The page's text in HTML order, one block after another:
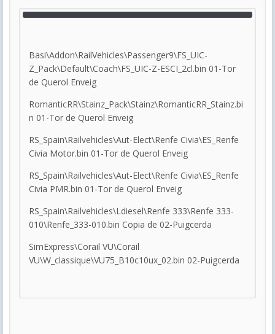
Basi\Addon\RailVehicles\Passenger9\FS_UIC-
Z_Pack\Default\Coach\FS_UIC-Z-ESCI_2cl.bin 01-Tor
de Querol Enveig
RomanticRR\Stainz_Pack\Stainz\RomanticRR_Stainz.bi
n 01-Tor de Querol Enveig
RS_Spain\Railvehicles\Aut-Elect\Renfe Civia\ES_Renfe
Civia Motor.bin 01-Tor de Querol Enveig
RS_Spain\Railvehicles\Aut-Elect\Renfe Civia\ES_Renfe
Civia PMR.bin 01-Tor de Querol Enveig
RS_Spain\Railvehicles\Ldiesel\Renfe 333\Renfe 333-
010\Renfe_333-010.bin Copia de 02-Puigcerda
SimExpress\Corail VU\Corail
VU\W_classique\VU75_B10c10ux_02.bin 02-Puigcerda